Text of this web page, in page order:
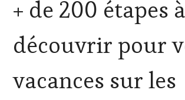
LES
DU
VIN
LA
+ de 200 étapes à
découvrir pour
vacances sur les